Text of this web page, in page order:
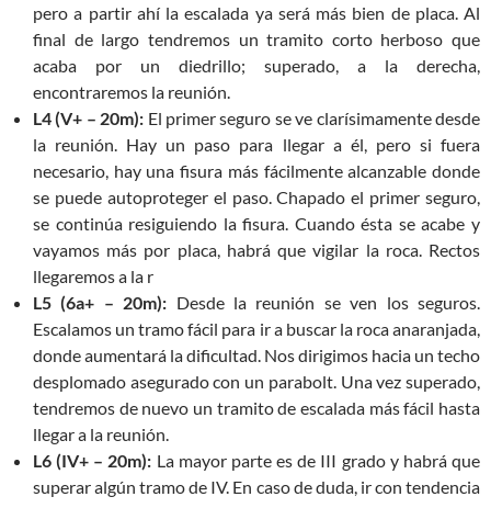
pero a partir ahí la escalada ya será más bien de placa. Al
final de largo tendremos un tramito corto herboso que
acaba por un diedrillo; superado, a la derecha,
encontraremos la reunión.
L4 (V+ – 20m): El primer seguro se ve clarísimamente desde
la reunión. Hay un paso para llegar a él, pero si fuera
necesario, hay una fisura más fácilmente alcanzable donde
se puede autoproteger el paso. Chapado el primer seguro,
se continúa resiguiendo la fisura. Cuando ésta se acabe y
vayamos más por placa, habrá que vigilar la roca. Rectos
llegaremos a la r
L5 (6a+ – 20m): Desde la reunión se ven los seguros.
Escalamos un tramo fácil para ir a buscar la roca anaranjada,
donde aumentará la dificultad. Nos dirigimos hacia un techo
desplomado asegurado con un parabolt. Una vez superado,
tendremos de nuevo un tramito de escalada más fácil hasta
llegar a la reunión.
L6 (IV+ – 20m): La mayor parte es de III grado y habrá que
superar algún tramo de IV. En caso de duda, ir con tendencia